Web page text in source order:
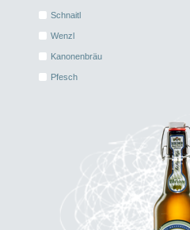
Schnaitl
Wenzl
Kanonenbräu
Pfesch